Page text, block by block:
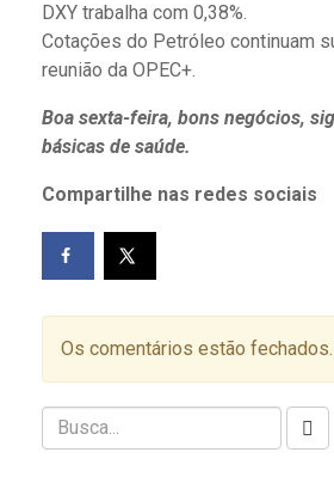
DXY trabalha com 0,38%.
Cotações do Petróleo continuam
reunião da OPEC+.
Boa sexta-feira, bons negócios,
básicas de saúde.
Compartilhe nas redes sociais
Os comentários estão fechados.